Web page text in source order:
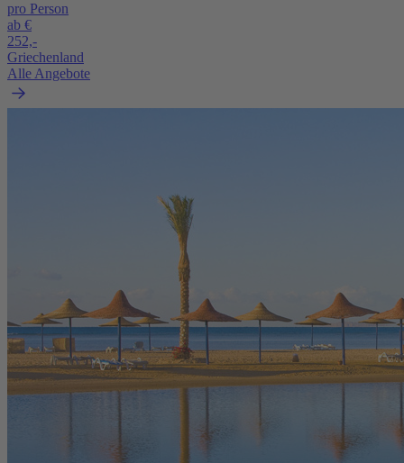
pro Person
ab €
252,-
Griechenland
Alle Angebote